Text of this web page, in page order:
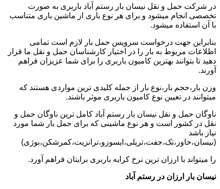
در شرکت حمل و نقل نیسان بار رستم آباد باربری به صورت
تخصصی انجام میشود و برای هر نوع باری از ماشین باری متناسب
با آن استفاده میشود.
بنابراین جهت درخواست سرویس حمل بار لازم است تمامی
اطلاعات مربوط به بار را در اختیار کارشناسان حمل و نقل ما قرار
دهید تا بتوانند بهترین کامیون باربری را برای شما عزیزان فراهم
آورند.
وزن بار،حجم بار،نوع بار از جمله کلیدی ترین مواردی هستند که
میتوانند در تعیین نوع کامیون باربری موثر باشند.
ناوگان حمل و نقل نیسان بار رستم آباد کامل ترین ناوگان حمل و
نقل در کشور است و هر نوع ماشینی که برای حمل بار شما مورد
نیاز باشد
(نیسان،خاور،تک،جفت،تریلی،ایسوزو،ترانزیت،کمرشکن،بوژی)
را میتواند با ارزان ترین نرخ کرایه باربری برایتان فراهم آورد.
نیسان بار ارزان در رستم آباد